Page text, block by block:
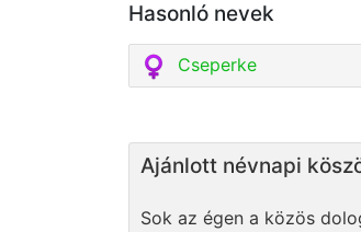
Hasonló nevek
Cseperke
Ajánlott névnapi
Sok az égen a közös